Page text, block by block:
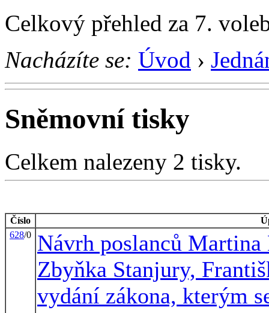
Celkový přehled za 7.
Nacházíte se: Úvod ›
Sněmovní tisky
Celkem nalezeny 2 tisky.
Číslo
628/0
Návrh poslanců
Zbyňka Stanjury,
vydání zákona, kterým